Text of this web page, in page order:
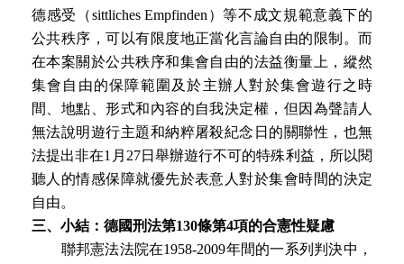
德感受（sittliches Empfinden）等不成文規範意義下的
公共秩序，可以有限度地正當化言論自由的限制。而
在本案關於公共秩序和集會自由的法益衡量上，縱然
集會自由的保障範圍及於主辦人對於集會遊行之時
間、地點、形式和內容的自我決定權，但因為聲請人
無法說明遊行主題和納粹屠殺紀念日的關聯性，也無
法提出非在1月27日舉辦遊行不可的特殊利益，所以閱
聽人的情感保障就優先於表意人對於集會時間的決定
自由。
三、小結：德國刑法第130條第4項的合憲性疑慮
聯邦憲法法院在1958-2009年間的一系列判決中，